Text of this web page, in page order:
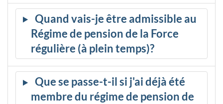
Quand vais-je être admissible au
Régime de pension de la Force
régulière (à plein temps)?
Que se passe-t-il si j'ai déjà été
membre du régime de pension de